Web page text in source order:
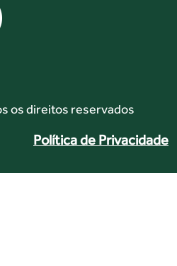
os direitos reservados
Política de Privacidade